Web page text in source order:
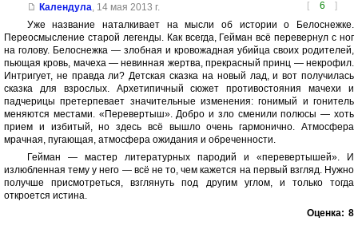
[ 6 ]
Календула, 14 мая 2013 г.
Уже название наталкивает на мысли об истории о Белоснежке.
Переосмысление старой легенды. Как всегда, Гейман всё перевернул с ног
на голову. Белоснежка — злобная и кровожадная убийца своих родителей,
пьющая кровь, мачеха — невинная жертва, прекрасный принц — некрофил.
Интригует, не правда ли? Детская сказка на новый лад, и вот получилась
сказка для взрослых. Архетипичный сюжет противостояния мачехи и
падчерицы претерпевает значительные изменения: гонимый и гонитель
меняются местами. «Перевертыш». Добро и зло сменили полюсы — хоть
прием и избитый, но здесь всё вышло очень гармонично. Атмосфера
мрачная, пугающая, атмосфера ожидания и обреченности.
Гейман — мастер литературных пародий и «перевертышей». И
излюбленная тему у него — всё не то, чем кажется на первый взгляд. Нужно
получше присмотреться, взглянуть под другим углом, и только тогда
откроется истина.
Оценка: 8